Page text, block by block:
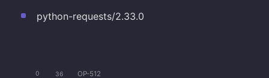
python-requests/2.33.0
0 36 OP-512